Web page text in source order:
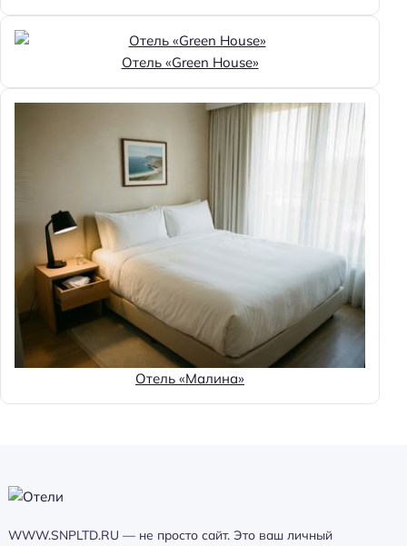
Главное
Бассейн
Кондиционер в номере
Отель «Green House»
Отель «Малина»
WWW.SNPLTD.RU — не просто сайт. Это ваш личный